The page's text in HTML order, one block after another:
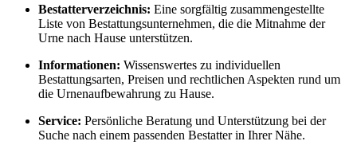
Bestatterverzeichnis: Eine sorgfältig zusammengestellte
Liste von Bestattungsunternehmen, die die Mitnahme der
Urne nach Hause unterstützen.
Informationen: Wissenswertes zu individuellen
Bestattungsarten, Preisen und rechtlichen Aspekten rund um
die Urnenaufbewahrung zu Hause.
Service: Persönliche Beratung und Unterstützung bei der
Suche nach einem passenden Bestatter in Ihrer Nähe.